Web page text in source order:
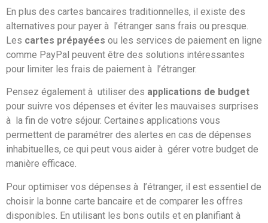
En plus des cartes bancaires traditionnelles, il existe des
alternatives pour payer à l’étranger sans frais ou presque.
Les cartes prépayées ou les services de paiement en ligne
comme PayPal peuvent être des solutions intéressantes
pour limiter les frais de paiement à l’étranger.
Pensez également à utiliser des applications de budget
pour suivre vos dépenses et éviter les mauvaises surprises
à la fin de votre séjour. Certaines applications vous
permettent de paramétrer des alertes en cas de dépenses
inhabituelles, ce qui peut vous aider à gérer votre budget de
manière efficace.
Pour optimiser vos dépenses à l’étranger, il est essentiel de
choisir la bonne carte bancaire et de comparer les offres
disponibles. En utilisant les bons outils et en planifiant à